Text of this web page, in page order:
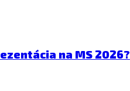
na MS 2026?